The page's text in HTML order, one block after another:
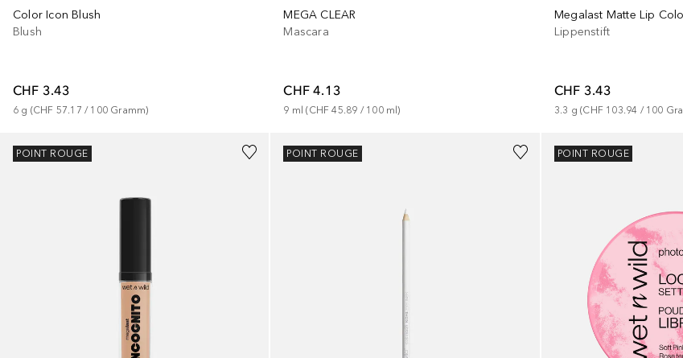
Color Icon Blush
Blush
CHF 3.43
6 g (CHF 57.17 / 100 Gramm)
MEGA CLEAR
Mascara
CHF 4.13
9 ml (CHF 45.89 / 100 ml)
Megalast Matte Lip
Lippenstift
CHF 3.43
3.3 g (CHF 103.94 / 100
POINT ROUGE
+ 3
POINT ROUGE
+1
POINT ROUGE